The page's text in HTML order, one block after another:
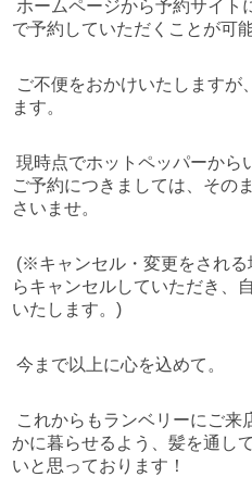
ホームページから予約サイト
で予約していただくことが可能
ご不便をおかけいたしますが
ます。
現時点でホットペッパーから
ご予約につきましては、その
さいませ。
(※キャンセル・変更をされ
らキャンセルしていただき、
いたします。)
今まで以上に心を込めて。
これからもランベリーにご来
かに暮らせるよう、髪を通し
いと思っております！